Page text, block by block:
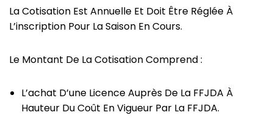
La Cotisation Est Annuelle Et Doit Être Réglée À
L’inscription Pour La Saison En Cours.
Le Montant De La Cotisation Comprend :
L’achat D’une Licence Auprès De La FFJDA À
Hauteur Du Coût En Vigueur Par La FFJDA.